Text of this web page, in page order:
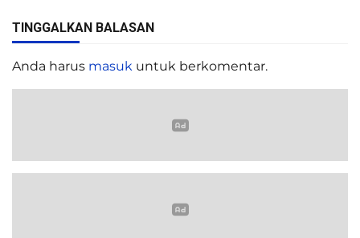
TINGGALKAN BALASAN
Anda harus masuk untuk berkomentar.